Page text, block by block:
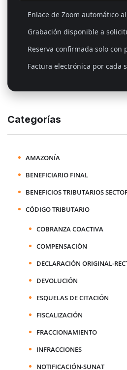
Enlace de Zoom automático
Grabación disponible a
Reserva confirmada solo con
Factura electrónica por cada
Categorías
AMAZONÍA
BENEFICIARIO FINAL
BENEFICIOS TRIBUTARIOS
CÓDIGO TRIBUTARIO
COBRANZA COACTIVA
COMPENSACIÓN
DECLARACIÓN ORIGINAL-
DEVOLUCIÓN
ESQUELAS DE CITACIÓN
FISCALIZACIÓN
FRACCIONAMIENTO
INFRACCIONES
NOTIFICACIÓN-SUNAT